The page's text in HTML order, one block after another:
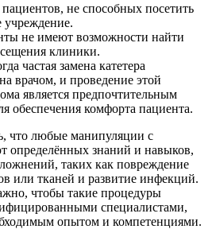
не способных посетить
учреждение.
не имеют возможности найти
клиники.
частая замена катетера
врачом, и проведение этой
является предпочтительным
обеспечения комфорта пациента.
что любые манипуляции с
определённых знаний и навыков,
таких как повреждение
или тканей и развитие инфекций.
чтобы такие процедуры
специалистами,
опытом и компетенциями.